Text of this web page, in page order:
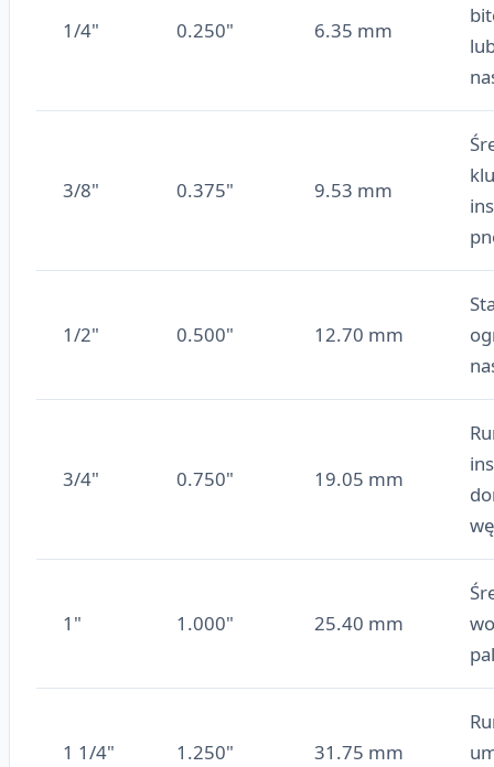
1/4" 0.250" 6.35 mm
3/8" 0.375" 9.53 mm
1/2" 0.500" 12.70 mm
3/4" 0.750" 19.05 mm
1" 1.000" 25.40 mm
1 1/4" 1.250" 31.75 mm